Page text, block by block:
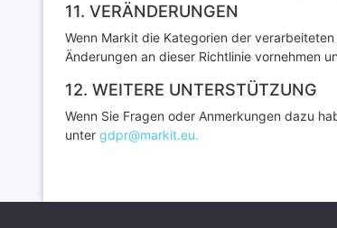
11. VERÄNDERUNGEN
Wenn Markit die Kategorien der
Änderungen an dieser Richtlinie vornehmen
12. WEITERE UNTERSTÜTZUNG
Wenn Sie Fragen oder Anmerkungen dazu
unter gdpr@markit.eu.